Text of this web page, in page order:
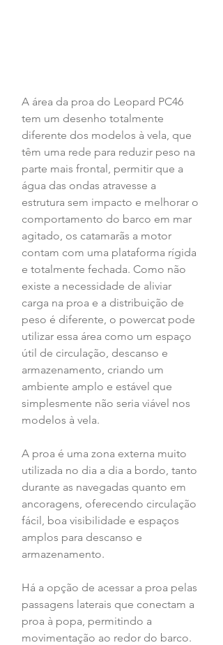
A área da proa do Leopard PC46
tem um desenho totalmente
diferente dos modelos à vela, que
têm uma rede para reduzir peso na
parte mais frontal, permitir que a
água das ondas atravesse a
estrutura sem impacto e melhorar o
comportamento do barco em mar
agitado, os catamarãs a motor
contam com uma plataforma rígida
e totalmente fechada. Como não
existe a necessidade de aliviar
carga na proa e a distribuição de
peso é diferente, o powercat pode
utilizar essa área como um espaço
útil de circulação, descanso e
armazenamento, criando um
ambiente amplo e estável que
simplesmente não seria viável nos
modelos à vela.
A proa é uma zona externa muito
utilizada no dia a dia a bordo, tanto
durante as navegadas quanto em
ancoragens, oferecendo circulação
fácil, boa visibilidade e espaços
amplos para descanso e
armazenamento.
Há a opção de acessar a proa pelas
passagens laterais que conectam a
proa à popa, permitindo a
movimentação ao redor do barco.